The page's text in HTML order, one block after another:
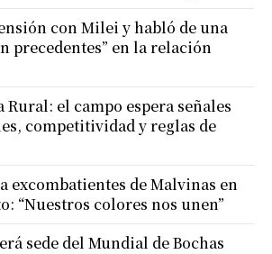
con Milei y habló de una
precedentes” en la relación
el campo espera señales
competitividad y reglas de
excombatientes de Malvinas en
“Nuestros colores nos unen”
sede del Mundial de Bochas